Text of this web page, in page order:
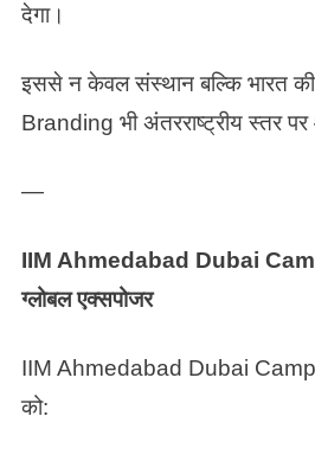
देगा।
इससे न केवल संस्थान बल्कि भारत
Branding भी अंतरराष्ट्रीय स्तर
—
IIM Ahmedabad Dubai
ग्लोबल एक्सपोजर
IIM Ahmedabad Dubai
को: